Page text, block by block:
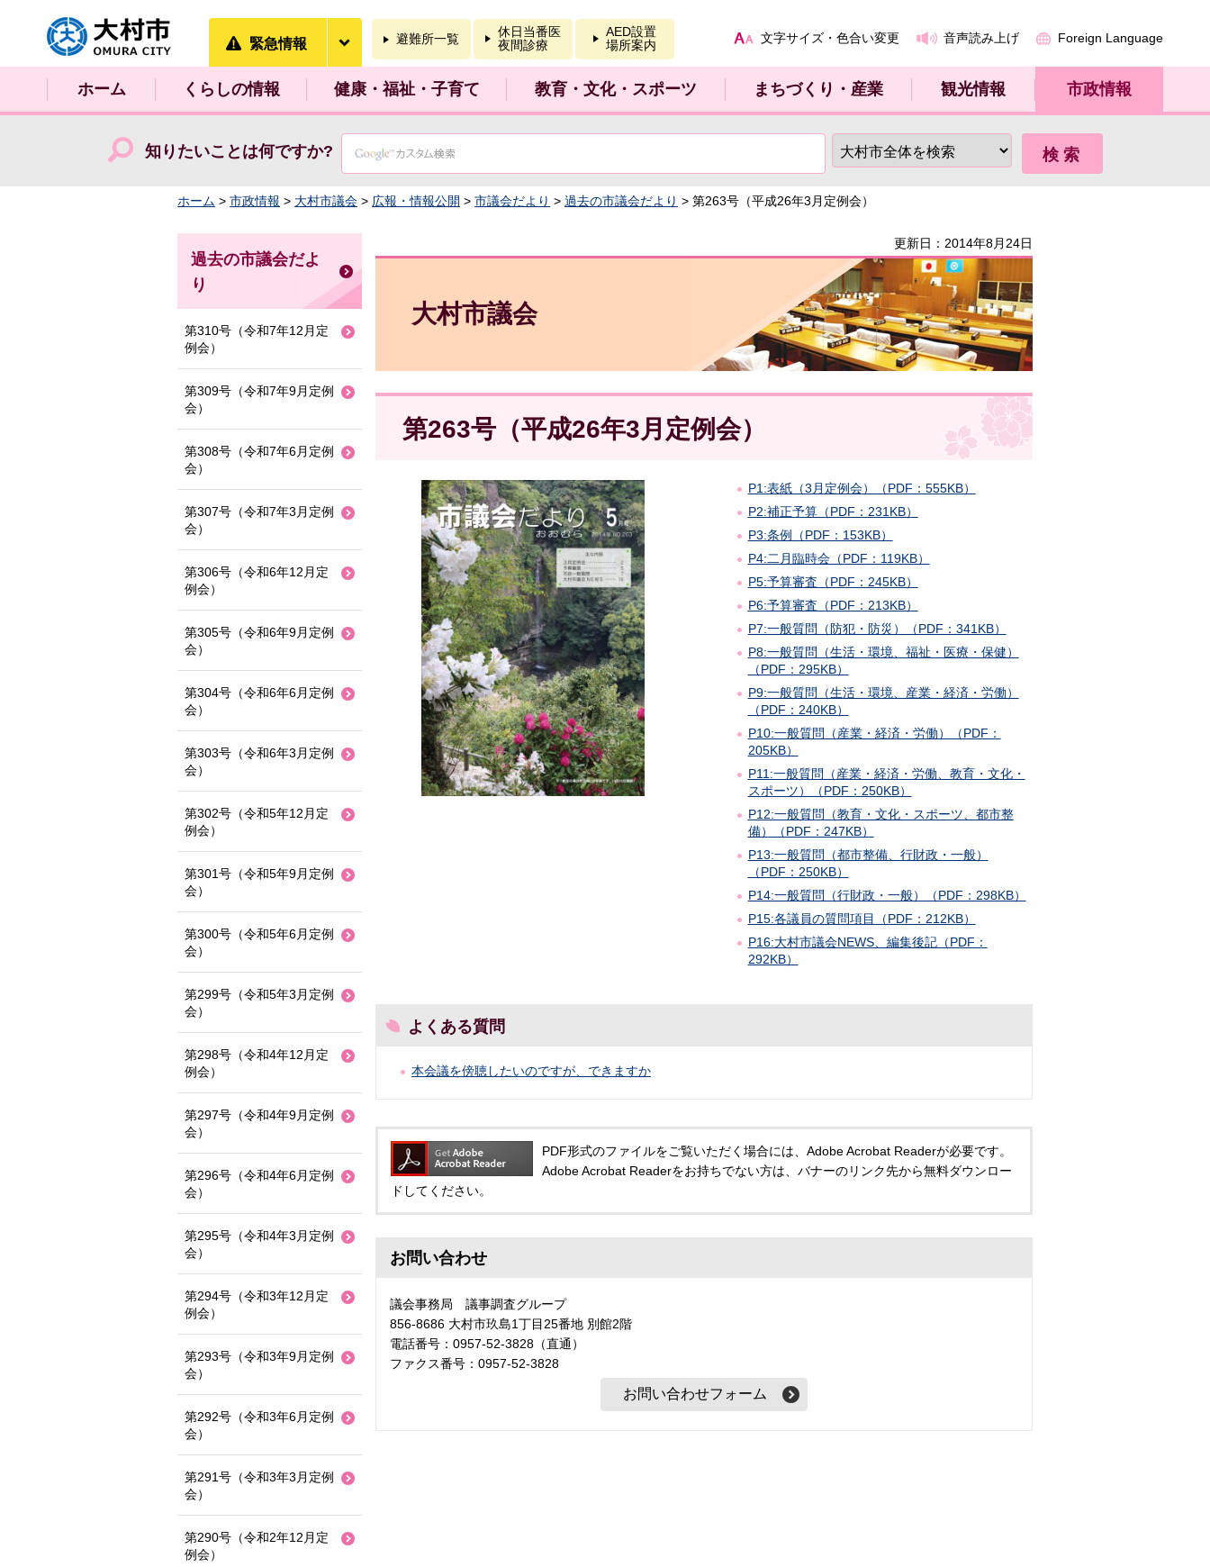
大村市
緊急情報 避難所一覧
休日当番医
夜間診療
AED設置
場所案内
文字サイズ・色合い変更 音声読み上げ Foreign Language
ホーム くらしの情報 健康・福祉・子育て 教育・文化・スポーツ まちづくり・産業 観光情報 市政情報
知りたいことは何ですか?
ホーム > 市政情報 > 大村市議会 > 広報・情報公開 > 市議会だより > 過去の市議会だより > 第263号（平成26年3月定例会）
更新日：2014年8月24日
大村市議会
第263号（平成26年3月定例会）
P1:表紙（3月定例会）（PDF：555KB）
P2:補正予算（PDF：231KB）
P3:条例（PDF：153KB）
P4:二月臨時会（PDF：119KB）
P5:予算審査（PDF：245KB）
P6:予算審査（PDF：213KB）
P7:一般質問（防犯・防災）（PDF：341KB）
P8:一般質問（生活・環境、福祉・医療・保健）
（PDF：295KB）
P9:一般質問（生活・環境、産業・経済・労働）
（PDF：240KB）
P10:一般質問（産業・経済・労働）（PDF：
205KB）
P11:一般質問（産業・経済・労働、教育・文化・
スポーツ）（PDF：250KB）
P12:一般質問（教育・文化・スポーツ、都市整
備）（PDF：247KB）
P13:一般質問（都市整備、行財政・一般）
（PDF：250KB）
P14:一般質問（行財政・一般）（PDF：298KB）
P15:各議員の質問項目（PDF：212KB）
P16:大村市議会NEWS、編集後記（PDF：
292KB）
よくある質問
本会議を傍聴したいのですが、できますか
PDF形式のファイルをご覧いただく場合には、Adobe Acrobat Readerが必要です。
Adobe Acrobat Readerをお持ちでない方は、バナーのリンク先から無料ダウンロー
ドしてください。
お問い合わせ
議会事務局 議事調査グループ
856-8686 大村市玖島1丁目25番地 別館2階
電話番号：0957-52-3828（直通）
ファクス番号：0957-52-3828
過去の市議会だよ
り
第310号（令和7年12月定
例会）
第309号（令和7年9月定例
会）
第308号（令和7年6月定例
会）
第307号（令和7年3月定例
会）
第306号（令和6年12月定
例会）
第305号（令和6年9月定例
会）
第304号（令和6年6月定例
会）
第303号（令和6年3月定例
会）
第302号（令和5年12月定
例会）
第301号（令和5年9月定例
会）
第300号（令和5年6月定例
会）
第299号（令和5年3月定例
会）
第298号（令和4年12月定
例会）
第297号（令和4年9月定例
会）
第296号（令和4年6月定例
会）
第295号（令和4年3月定例
会）
第294号（令和3年12月定
例会）
第293号（令和3年9月定例
会）
第292号（令和3年6月定例
会）
第291号（令和3年3月定例
会）
第290号（令和2年12月定
例会）